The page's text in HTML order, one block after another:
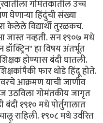
गोमंतकातील उच्च
घेणार्‍या हिंदुंची संख्या
केलेले विद्यार्थी तुरळकच.
जास्त नव्हती. सन १९०७ मधे
डॉक्ट्रिन" हा विषय अंतर्भूत
होण्यास बंदी घातली.
फार थोडे हिंदू होते.
आक्रमण याची जाणीव
उठविला गोमंतकीय जागृत
बंदी १९१० मधे पोर्तुगालात
राहिली. १९०८ मधे उर्वरित